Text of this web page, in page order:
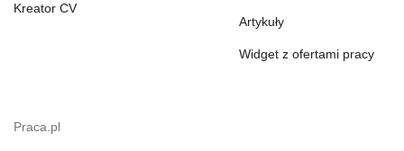
Kreator CV
Artykuły
Widget z ofertami pracy
Praca.pl